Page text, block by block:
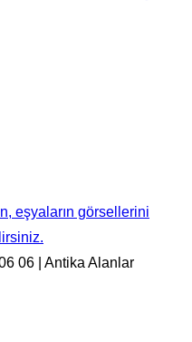
eşyaların görsellerini
06 | Antika Alanlar